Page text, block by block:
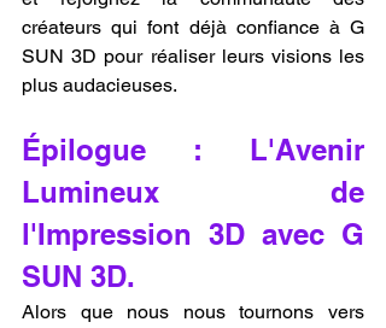
créateurs qui font déjà confiance à G
SUN 3D pour réaliser leurs visions les
plus audacieuses.
Épilogue : L'Avenir
Lumineux de
l'Impression 3D avec G
SUN 3D.
Alors que nous nous tournons vers